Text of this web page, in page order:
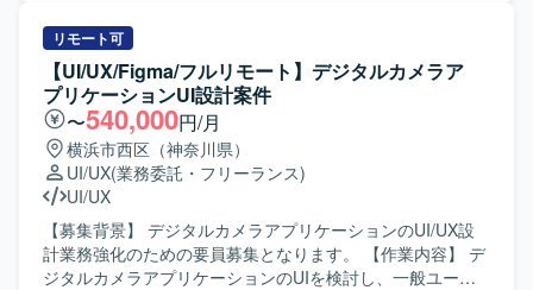
ていただきます。 ・グロースを見据えたLP、オンボーディ
ング、初回体験、継続利用体験の改善に取り組んでいただ
きます。 ・デザインシステムやコンポーネント設計の整備
および運用を行っていただきます。 ・エンジニアと協働
し、実装連携や仕様調整、UIの品質担保を行っていただき
ます。 【求める人物像】 ・チームでの成果創出を重視し、
関係部署と連携しながら制作を進行できる方を想定してお
ります。 ・作って終わりではなく、届けて・試して・改善
するプロセスに喜びを感じられる方を求めております。 ・
ユーザー視点に立ち、成果に対して責任感を持ってクリエ
イティブに取り組める方を歓迎いたします。 ・広告とプロ
ルデザインやパラメーターデザイン、多職種にまたがる開
発業務の制作進行管理をご担当いただきます。ご希望に応
じて、将来的に他セクションや新規タイトルを含めた他プ
ロジェクトへの異動や、マネジメントへのミッション変更
なども可能です。 【求める人物像】 ヒットさせるために何
が必要かを徹底的に追求し、IP自体の価値最大化やファン
層拡大を意識してものづくりに取り組める方を求めていま
す。チームの枠を越えて主体的に意見を出し合い、自律的
に価値創出を行うカルチャーに共感し、新たな挑戦を歓迎
しながら事業成長と個人の成長を相互に加速させていきた
い方にマッチします。個人としても積極的に情報発信を行
リモート可
【UI/UX/Figma/フルリモート】デジタルカメラア
プリケーションUI設計案件
〜540,000円/月
横浜市西区（神奈川県）
UI/UX(業務委託・フリーランス)
UI/UX
【募集背景】 デジタルカメラアプリケーションのUI/UX設
計業務強化のための要員募集となります。 【作業内容】 デ
ジタルカメラアプリケーションのUIを検討し、一般ユーザ